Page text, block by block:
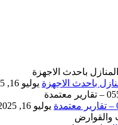
يوليو 16, 2025
يوليو 16, 2025